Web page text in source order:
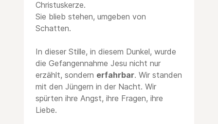
Christuskerze.
Sie blieb stehen, umgeben von
Schatten.
In dieser Stille, in diesem Dunkel, wurde
die Gefangennahme Jesu nicht nur
erzählt, sondern erfahrbar. Wir standen
mit den Jüngern in der Nacht. Wir
spürten ihre Angst, ihre Fragen, ihre
Liebe.